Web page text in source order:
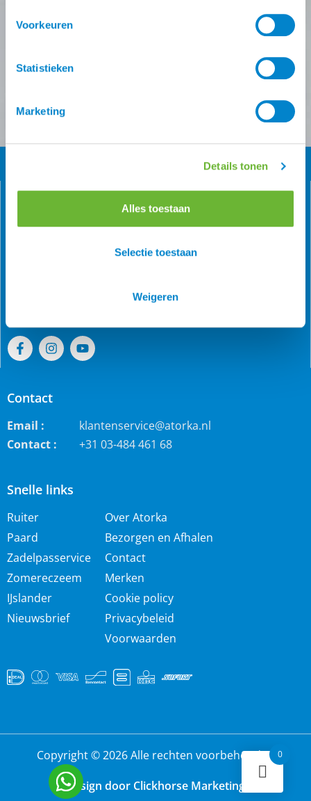
Voorkeuren
Statistieken
Marketing
Details tonen
Alles toestaan
Selectie toestaan
Weigeren
Ontvang onze nieuwsbrief
Versturen
Snelle links
Ruiter
Paard
Zadelpasservice
Zomereczeem
IJslander
Nieuwsbrief
Over Atorka
Bezorgen en Afhalen
Contact
Merken
Cookie policy
Privacybeleid
Voorwaarden
de Benelux is Atorka bekend. Maar ook bij andere
jodhpur rijbroeken, waterdichte ruiterjassen en zo veel
Contact
Email :
klantenservice@atorka.nl
Contact :
+31 03-484 461 68
Copyright © 2026 Alle rechten voorbehouden
Design door Clickhorse Marketing
0